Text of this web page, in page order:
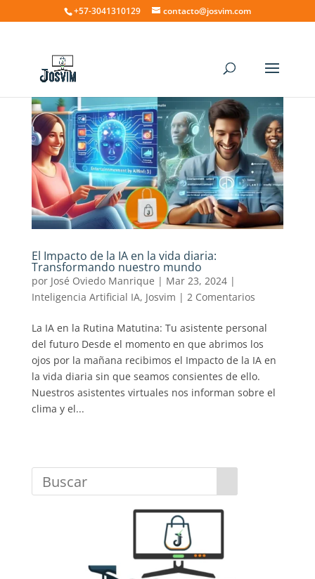
+57-3041310129 contacto@josvim.com
El Impacto de la IA en la vida diaria:
Transformando nuestro mundo
por José Oviedo Manrique | Mar 23, 2024|
Inteligencia Artificial IA, Josvim | 2 Comentarios
La IA en la Rutina Matutina: Tu asistente personal
del futuro Desde el momento en que abrimos los
ojos por la mañana recibimos el Impacto de la IA en
la vida diaria sin que seamos consientes de ello.
Nuestros asistentes virtuales nos informan sobre el
clima y el...